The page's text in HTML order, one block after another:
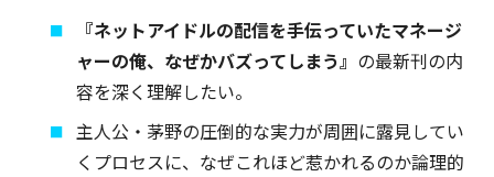
『ネットアイドルの配信を手伝っていたマネージ
ャーの俺、なぜかバズってしまう』 の最新刊の内
容を深く理解したい。
主人公・茅野の圧倒的な実力が周囲に露見してい
くプロセスに、なぜこれほど惹かれるのか論理的